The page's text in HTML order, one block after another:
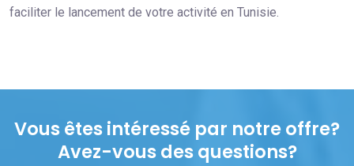
faciliter le lancement de votre activité en Tunisie.
Vous êtes intéressé par notre offre?
Avez-vous des questions?